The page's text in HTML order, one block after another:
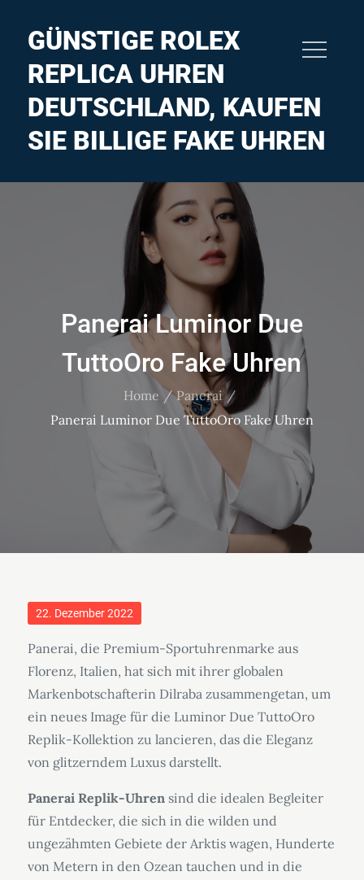
GÜNSTIGE ROLEX
REPLICA UHREN
DEUTSCHLAND, KAUFEN
SIE BILLIGE FAKE UHREN
Panerai Luminor Due
TuttoOro Fake Uhren
Home
Panerai
Panerai Luminor Due TuttoOro Fake Uhren
Posted
22. Dezember 2022
Panerai, die Premium-Sportuhrenmarke aus
Florenz, Italien, hat sich mit ihrer globalen
Markenbotschafterin Dilraba zusammengetan, um
ein neues Image für die Luminor Due TuttoOro
Replik-Kollektion zu lancieren, das die Eleganz
von glitzerndem Luxus darstellt.
Panerai Replik-Uhrensind die idealen Begleiter
für Entdecker, die sich in die wilden und
ungezähmten Gebiete der Arktis wagen, Hunderte
von Metern in den Ozean tauchen und in die